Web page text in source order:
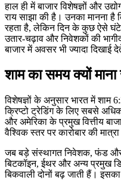
हाल ही में बाजार विशेषज्ञों और
राय साझा की है। उनका मानना है
रहता है, लेकिन दिन के कुछ ऐसे घंटे
उतार-चढ़ाव और निवेशकों की
बाजार में अवसर भी ज्यादा दिखाई
शाम का समय क्यों
विशेषज्ञों के अनुसार भारत में
क्रिप्टो ट्रेडिंग के लिए सबसे
और अमेरिका के प्रमुख वित्तीय
वैश्विक स्तर पर कारोबार की
जब बड़े संस्थागत निवेशक, फंड और
बिटकॉइन, ईथर और अन्य प्रमुख
बिकवाली दोनों बढ़ जाती हैं।